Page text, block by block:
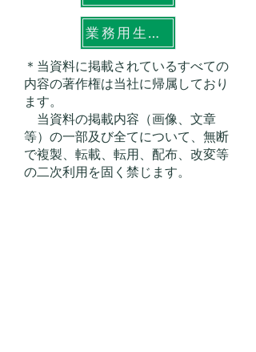
業務用生ゴミ処理機 KIDシステム® ガイドブックをダウンロード
＊当資料に掲載されているすべての
内容の著作権は当社に帰属しており
ます。
当資料の掲載内容（画像、文章
等）の一部及び全てについて、無断
で複製、転載、転用、配布、改変等
の二次利用を固く禁じます。